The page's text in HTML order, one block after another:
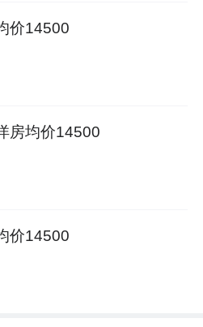
价14500
房均价14500
价14500